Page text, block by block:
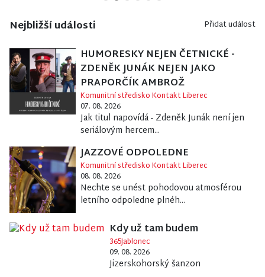
Nejbližší události Přidat událost
HUMORESKY NEJEN ČETNICKÉ -
ZDENĚK JUNÁK NEJEN JAKO
PRAPORČÍK AMBROŽ
Komunitní středisko Kontakt Liberec
07. 08. 2026
Jak titul napovídá - Zdeněk Junák není jen
seriálovým hercem...
JAZZOVÉ ODPOLEDNE
Komunitní středisko Kontakt Liberec
08. 08. 2026
Nechte se unést pohodovou atmosférou
letního odpoledne plnéh...
Kdy už tam budem
365Jablonec
09. 08. 2026
Jizerskohorský šanzon